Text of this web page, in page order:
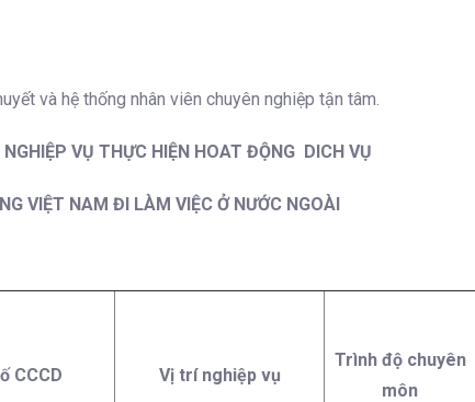
và hệ thống nhân viên chuyên nghiệp tận tâm.
VỤ THỰC HIỆN HOAT ĐỘNG DICH VỤ
VIỆT NAM ĐI LÀM VIỆC Ở NƯỚC NGOÀI
CCCD Vị trí nghiệp vụ
Trình độ chuyên
môn